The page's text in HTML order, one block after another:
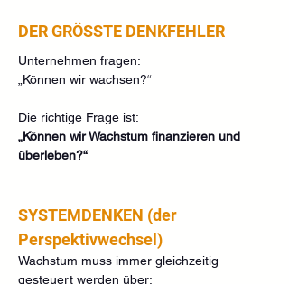
DER GRÖSSTE DENKFEHLER
Unternehmen fragen:
„Können wir wachsen?“
Die richtige Frage ist:
„Können wir Wachstum finanzieren und
überleben?“
SYSTEMDENKEN (der
Perspektivwechsel)
Wachstum muss immer gleichzeitig
gesteuert werden über: